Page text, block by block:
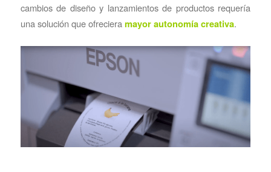
cambios de diseño y lanzamientos de productos requería
una solución que ofrecieramayor autonomía creativa.